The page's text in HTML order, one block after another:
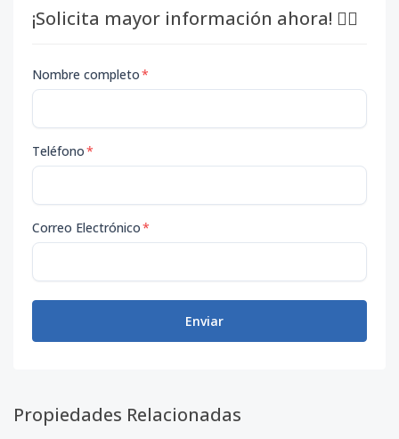
¡Solicita mayor información ahora! 👇🏽
Nombre completo*
Teléfono*
Correo Electrónico*
Enviar
Propiedades Relacionadas